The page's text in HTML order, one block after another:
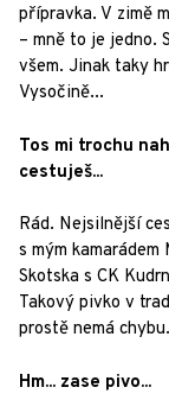
přípravka. V zimě
– mně to je jedno.
všem. Jinak taky
Vysočině...
Tos mi trochu
cestuješ...
Rád. Nejsilnější
s mým
Skotska s CK
Takový pivko v
prostě nemá chybu.
Hm... zase pivo...